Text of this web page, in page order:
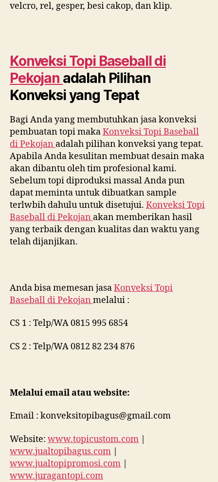
velcro, rel, gesper, besi cakop, dan klip.
Konveksi Topi Baseball di
Pekojan adalah Pilihan
Konveksi yang Tepat
Bagi Anda yang membutuhkan jasa konveksi
pembuatan topi makaKonveksi Topi Baseball
diPekojan adalah pilihan konveksi yang tepat.
Apabila Anda kesulitan membuat desain maka
akan dibantu oleh tim profesional kami.
Sebelum topi diproduksi massal Anda pun
dapat meminta untuk dibuatkan sample
terlwbih dahulu untuk disetujui. Konveksi Topi
Baseball diPekojan akan memberikan hasil
yang terbaik dengan kualitas dan waktu yang
telah dijanjikan.
Anda bisa memesan jasaKonveksi Topi
Baseball diPekojan melalui :
CS 1 : Telp/WA 0815 995 6854
CS 2 : Telp/WA 0812 82 234 876
Melalui email atau website:
Email : konveksitopibagus@gmail.com
Website: www.topicustom.com |
www.jualtopibagus.com |
www.jualtopipromosi.com |
www.juragantopi.com